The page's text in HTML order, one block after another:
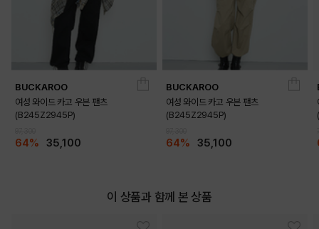
BUCKAROO
여성 와이드 카고 우븐 팬츠
(B245Z2945P)
64% 35,100
BUCKAROO
여성 와이드 카고 우븐 팬츠
(B245Z2945P)
64% 35,100
이 상품과 함께 본 상품